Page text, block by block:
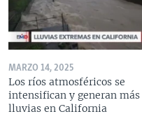
MARZO 14, 2025
Los ríos atmosféricos se
intensifican y generan más
lluvias en California